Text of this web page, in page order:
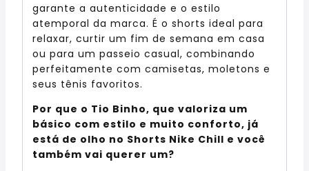
garante a autenticidade e o estilo
atemporal da marca. É o shorts ideal para
relaxar, curtir um fim de semana em casa
ou para um passeio casual, combinando
perfeitamente com camisetas, moletons e
seus tênis favoritos.
Por que o Tio Binho, que valoriza um
básico com estilo e muito conforto, já
está de olho no Shorts Nike Chill e você
também vai querer um?